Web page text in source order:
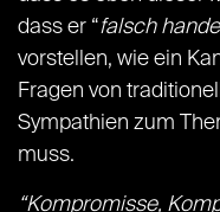
dass er “falsch
vorstellen, wie ein
Fragen von
Sympathien zum
muss.
“Kompromisse,